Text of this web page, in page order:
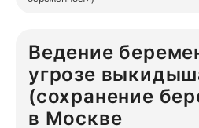
Ведение
угрозе
(cохранение
в Москве